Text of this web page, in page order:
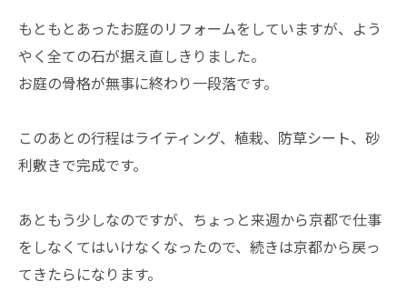
もともとあったお庭のリフォームをしていますが、よう
やく全ての石が据え直しきりました。
お庭の骨格が無事に終わり一段落です。
このあとの行程はライティング、植栽、防草シート、砂
利敷きで完成です。
あともう少しなのですが、ちょっと来週から京都で仕事
をしなくてはいけなくなったので、続きは京都から戻っ
てきたらになります。